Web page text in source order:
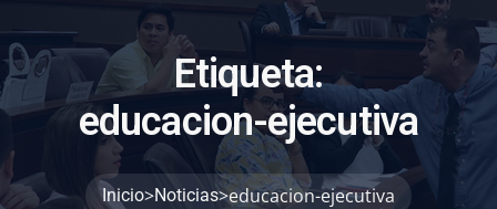
Etiqueta:
educacion-ejecutiva
Inicio>Noticias>educacion-ejecutiva